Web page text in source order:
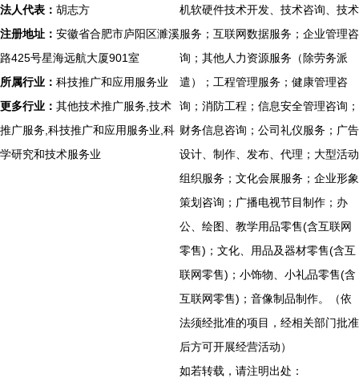
法人代表： 胡志方
注册地址： 安徽省合肥市庐阳区濉溪
路425号星海远航大厦901室
所属行业： 科技推广和应用服务业
更多行业： 其他技术推广服务,技术
推广服务,科技推广和应用服务业,科
学研究和技术服务业
机软硬件技术开发、技术咨询、技术
服务；互联网数据服务；企业管理咨
询；其他人力资源服务（除劳务派
遣）；工程管理服务；健康管理咨
询；消防工程；信息安全管理咨询；
财务信息咨询；公司礼仪服务；广告
设计、制作、发布、代理；大型活动
组织服务；文化会展服务；企业形象
策划咨询；广播电视节目制作；办
公、绘图、教学用品零售(含互联网
零售)；文化、用品及器材零售(含互
联网零售)；小饰物、小礼品零售(含
互联网零售)；音像制品制作。（依
法须经批准的项目，经相关部门批准
后方可开展经营活动）
如若转载，请注明出处：